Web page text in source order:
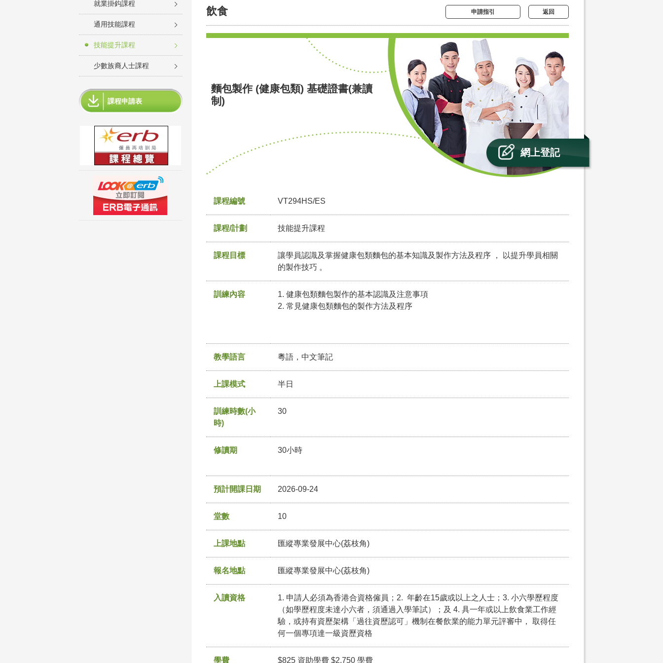
就業掛鈎課程
通用技能課程
技能提升課程
少數族裔人士課程
課程申請表
飲食 申請指引 返回
麵包製作 (健康包類) 基礎證書(兼讀
制)
網上登記
課程編號 VT294HS/ES
課程/計劃 技能提升課程
課程目標
讓學員認識及掌握健康包類麵包的基本知識及製作方法及程序 ， 以提升學員相關
的製作技巧 。
訓練內容
1. 健康包類麵包製作的基本認識及注意事項
2. 常見健康包類麵包的製作方法及程序
教學語言 粵語，中文筆記
上課模式 半日
訓練時數(小
時)
30
修讀期 30小時
預計開課日期 2026-09-24
堂數 10
上課地點 匯縱專業發展中心(荔枝角)
報名地點 匯縱專業發展中心(荔枝角)
入讀資格
1. 申請人必須為香港合資格僱員；2. 年齡在15歲或以上之人士；3. 小六學歷程度
（如學歷程度未達小六者，須通過入學筆試）；及 4. 具一年或以上飲食業工作經
驗，或持有資歷架構「過往資歷認可」機制在餐飲業的能力單元評審中， 取得任
何一個專項達一級資歷資格
學費 $825 資助學費 $2,750 學費